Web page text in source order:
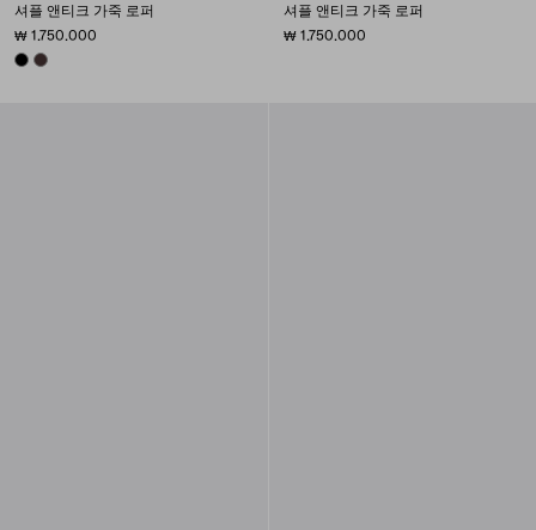
셔플 앤티크 가죽 로퍼
₩ 1.750.000
BLACKDARK BROWN
셔플 앤티크 가죽 로퍼
₩ 1.750.000